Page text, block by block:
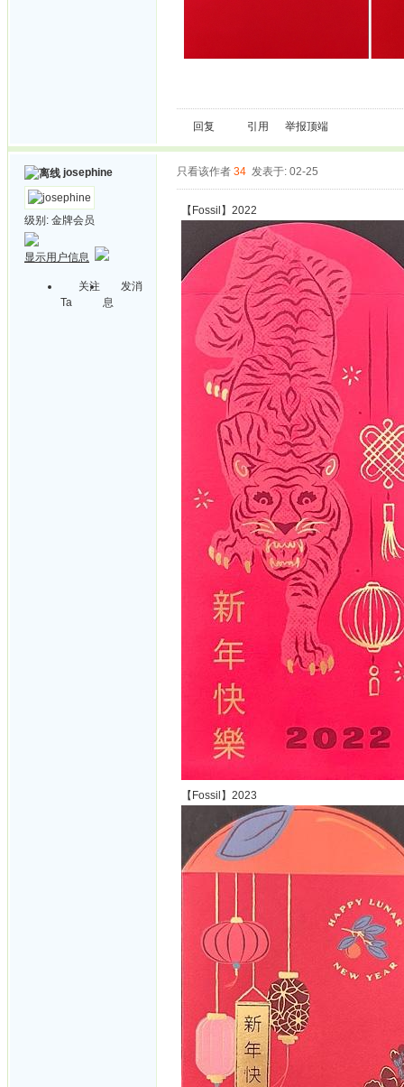
回复 引用 举报顶端
josephine
级别: 金牌会员
显示用户信息
关注
Ta
发消
息
只看该作者 34 发表于: 02-25
【Fossil】2022
【Fossil】2023